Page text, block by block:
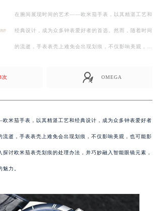
在腕间展现时间的艺术——欧米茄手表，以其精湛工艺和
经典设计，成为众多钟表爱好者的首选。然而，随着时间
的流逝，手表表壳上难免会出现划痕，不仅影响美观，也
次 OMEGA
米茄手表，以其精湛工艺和经典设计，成为众多钟表爱好者
流逝，手表表壳上难免会出现划痕，不仅影响美观，也可能影
探讨欧米茄表壳划痕的处理办法，并巧妙融入智能眼镜元素，
力。